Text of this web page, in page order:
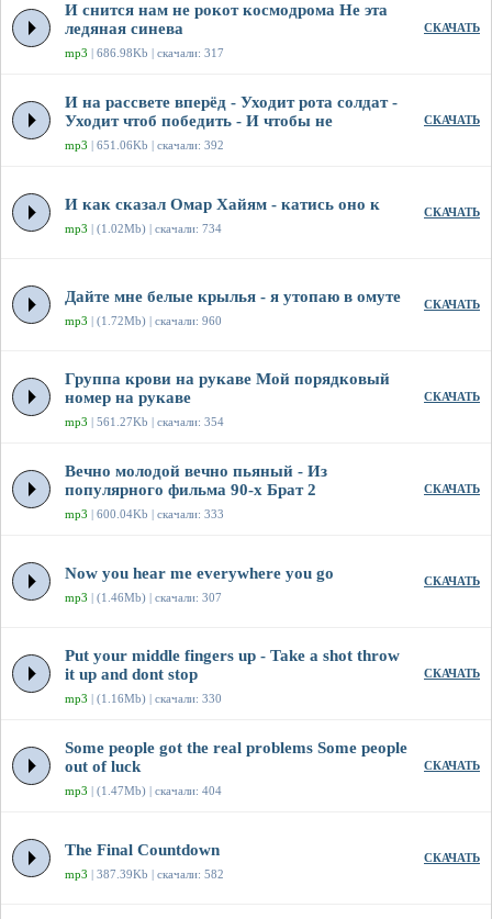
И снится нам не рокот космодрома Не эта
ледяная синева
mp3 | 686.98Kb | скачали: 317
СКАЧАТЬ
И на рассвете вперёд - Уходит рота солдат -
Уходит чтоб победить - И чтобы не
mp3 | 651.06Kb | скачали: 392
СКАЧАТЬ
И как сказал Омар Хайям - катись оно к
mp3 | (1.02Mb) | скачали: 734
СКАЧАТЬ
Дайте мне белые крылья - я утопаю в омуте
mp3 | (1.72Mb) | скачали: 960
СКАЧАТЬ
Группа крови на рукаве Мой порядковый
номер на рукаве
mp3 | 561.27Kb | скачали: 354
СКАЧАТЬ
Вечно молодой вечно пьяный - Из
популярного фильма 90-х Брат 2
mp3 | 600.04Kb | скачали: 333
СКАЧАТЬ
Now you hear me everywhere you go
mp3 | (1.46Mb) | скачали: 307
СКАЧАТЬ
Put your middle fingers up - Take a shot throw
it up and dont stop
mp3 | (1.16Mb) | скачали: 330
СКАЧАТЬ
Some people got the real problems Some people
out of luck
mp3 | (1.47Mb) | скачали: 404
СКАЧАТЬ
The Final Countdown
mp3 | 387.39Kb | скачали: 582
СКАЧАТЬ